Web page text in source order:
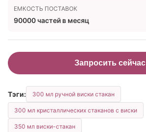
ЕМКОСТЬ ПОСТАВОК
90000 частей в месяц
Запросить сейчас
Тэги: 300 мл ручной виски стакан
300 мл кристаллических стаканов с виски
350 мл виски-стакан